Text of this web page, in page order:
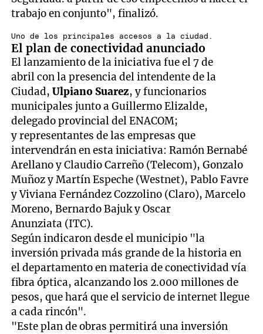
trabajo en conjunto", finalizó.
Uno de los principales accesos a la ciudad.
El plan de conectividad anunciado
El lanzamiento de la iniciativa fue el 7 de
abril con la presencia del intendente de la
Ciudad,Ulpiano Suarez, y funcionarios
municipales junto a Guillermo Elizalde,
delegado provincial del ENACOM;
y representantes de las empresas que
intervendrán en esta iniciativa: Ramón Bernabé
Arellano y Claudio Carreño (Telecom), Gonzalo
Muñoz y Martín Espeche (Westnet), Pablo Favre
y Viviana Fernández Cozzolino (Claro), Marcelo
Moreno, Bernardo Bajuk y Oscar
Anunziata (ITC).
Según indicaron desde el municipio "la
inversión privada más grande de la historia en
el departamento en materia de conectividad vía
fibra óptica, alcanzando los 2.000 millones de
pesos, que hará que el servicio de internet llegue
a cada rincón".
"Este plan de obras permitirá una inversión